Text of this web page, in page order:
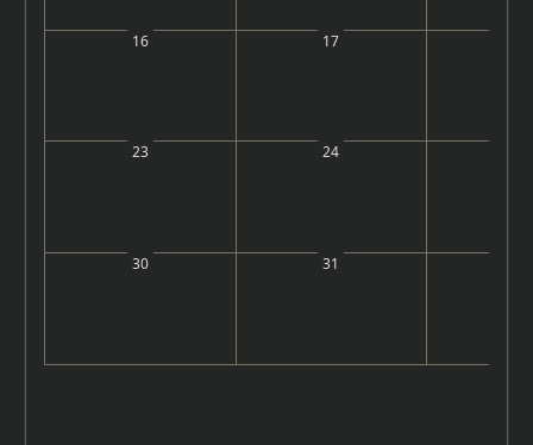
16 17
23 24
30 31